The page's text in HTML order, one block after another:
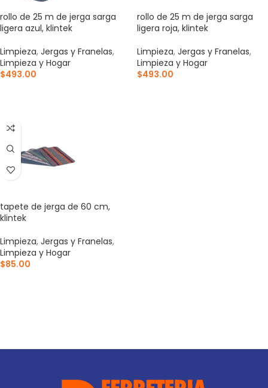
rollo de 25 m de jerga sarga
ligera azul, klintek
Limpieza, Jergas y Franelas,
Limpieza y Hogar
$493.00
rollo de 25 m de jerga sarga
ligera roja, klintek
Limpieza, Jergas y Franelas,
Limpieza y Hogar
$493.00
tapete de jerga de 60 cm,
klintek
Limpieza, Jergas y Franelas,
Limpieza y Hogar
$85.00